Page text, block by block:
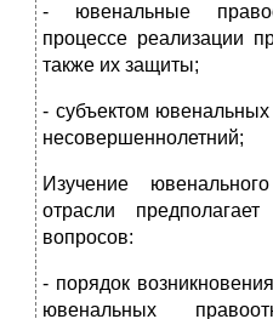
- ювенальные
процессе реализации
также их защиты;
- субъектом
несовершеннолетний;
Изучение
отрасли
вопросов:
- порядок
ювенальных